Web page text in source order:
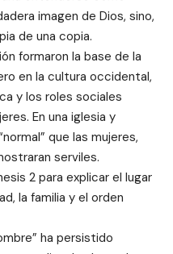
imagen de Dios, sino,
de una copia.
formaron la base de la
en la cultura occidental,
y los roles sociales
En una iglesia y
que las mujeres,
serviles.
2 para explicar el lugar
la familia y el orden
ha persistido